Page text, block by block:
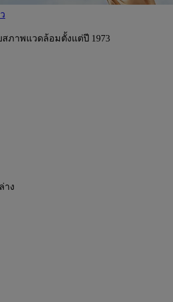
ภาพแวดล้อมตั้งแต่ปี 1973
าง